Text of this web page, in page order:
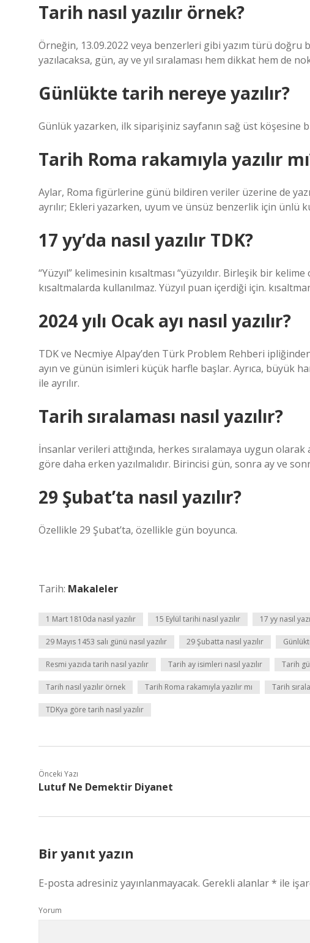
Tarih nasıl yazılır örnek?
Örneğin, 13.09.2022 veya benzerleri gibi yazım türü doğru
yazılacaksa, gün, ay ve yıl sıralaması hem dikkat hem de
Günlükte tarih nereye yazılır?
Günlük yazarken, ilk siparişiniz sayfanın sağ üst köşesine
Tarih Roma rakamıyla yazılır
Aylar, Roma figürlerine günü bildiren veriler üzerine de
ayrılır; Ekleri yazarken, uyum ve ünsüz benzerlik için ünlü
17 yy’da nasıl yazılır TDK?
“Yüzyıl” kelimesinin kısaltması “yüzyıldır. Birleşik bir
kısaltmalarda kullanılmaz. Yüzyıl puan içerdiği için.
2024 yılı Ocak ayı nasıl yazılır?
TDK ve Necmiye Alpay’den Türk Problem Rehberi
ayın ve günün isimleri küçük harfle başlar. Ayrıca, büyük
ile ayrılır.
Tarih sıralaması nasıl yazılır?
İnsanlar verileri attığında, herkes sıralamaya uygun
göre daha erken yazılmalıdır. Birincisi gün, sonra ay ve
29 Şubat’ta nasıl yazılır?
Özellikle 29 Şubat’ta, özellikle gün boyunca.
Tarih: Makaleler
1 Mart 1810da nasıl yazılır 15 Eylül tarihi nasıl yazılır 17 yy nasıl
29 Mayıs 1453 salı günü nasıl yazılır 29 Şubatta nasıl yazılır
Resmi yazıda tarih nasıl yazılır Tarih ay isimleri nasıl yazılır Tarih
Tarih nasıl yazılır örnek Tarih Roma rakamıyla yazılır mı Tarih
TDKya göre tarih nasıl yazılır
Önceki Yazı
Lutuf Ne Demektir Diyanet
Bir yanıt yazın
E-posta adresiniz yayınlanmayacak. Gerekli alanlar* ile
Yorum